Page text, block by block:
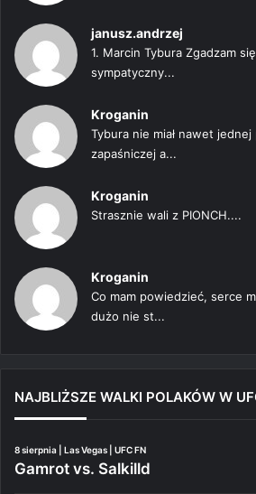
janusz.andrzej
1. Marcin Tybura Zgadzam
sympatyczny...
Kroganin
Tybura nie miał nawet
zapaśniczej a...
Kroganin
Strasznie wali z PIONCH....
Kroganin
Co mam powiedzieć, serce
dużo nie st...
NAJBLIŻSZE WALKI POLAKÓW W
8 sierpnia | Las Vegas | UFC FN
Gamrot vs. Salkilld